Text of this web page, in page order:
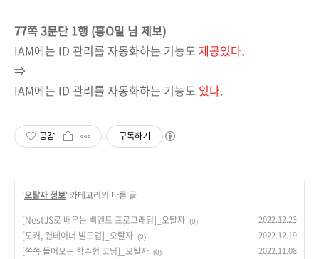
77쪽 3문단 1행 (홍O일 님 제보)
IAM에는 ID 관리를 자동화하는 기능도 제공있다.
⇒
IAM에는 ID 관리를 자동화하는 기능도 있다.
공감 구독하기
'오탈자 정보' 카테고리의 다른 글
[NestJS로 배우는 백엔드 프로그래밍]_오탈자 (0) 2022.12.23
[도커, 컨테이너 빌드업]_오탈자 (0) 2022.12.19
[쏙쏙 들어오는 함수형 코딩]_오탈자 (0) 2022.11.08